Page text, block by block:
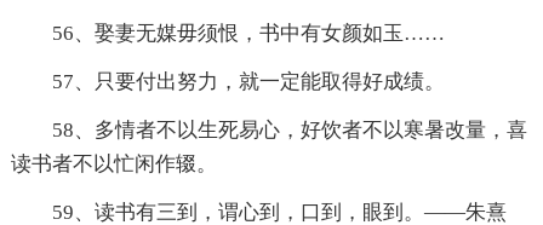
56、娶妻无媒毋须恨，书中有女颜如玉……
57、只要付出努力，就一定能取得好成绩。
58、多情者不以生死易心，好饮者不以寒暑改量，喜
读书者不以忙闲作辍。
59、读书有三到，谓心到，口到，眼到。——朱熹